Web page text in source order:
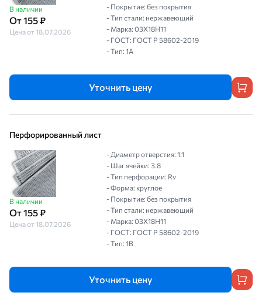
В наличии
От 155 ₽
Цена от 18.07.2026
- Покрытие: без покрытия
- Тип стали: нержавеющий
- Марка: 03Х18Н11
- ГОСТ: ГОСТ Р 58602-2019
- Тип: 1A
Уточнить цену
Перфорированный лист
В наличии
От 155 ₽
Цена от 18.07.2026
- Диаметр отверстия: 1.1
- Шаг ячейки: 3.8
- Тип перфорации: Rv
- Форма: круглое
- Покрытие: без покрытия
- Тип стали: нержавеющий
- Марка: 03Х18Н11
- ГОСТ: ГОСТ Р 58602-2019
- Тип: 1B
Уточнить цену